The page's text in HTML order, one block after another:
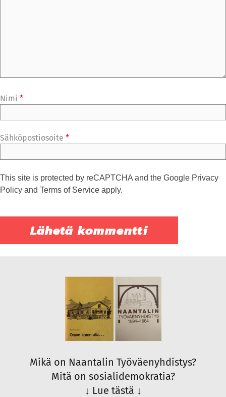
Nimi *
Sähköpostiosoite *
This site is protected by reCAPTCHA and the Google Privacy
Policy and Terms of Service apply.
Mikä on Naantalin Työväenyhdistys?
Mitä on sosialidemokratia?
↓ Lue tästä ↓